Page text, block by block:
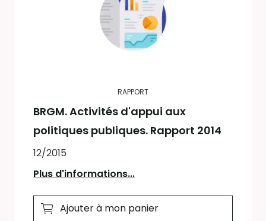
RAPPORT
BRGM. Activités d'appui aux
politiques publiques. Rapport 2014
12/2015
Plus d'informations...
Ajouter à mon panier